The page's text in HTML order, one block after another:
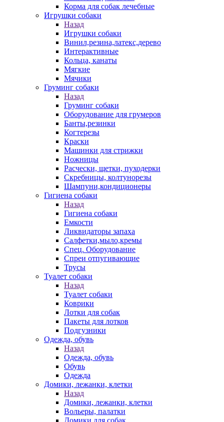
Корма для собак лечебные
Игрушки собаки
Назад
Игрушки собаки
Винил,резина,латекс,дерево
Интерактивные
Кольца, канаты
Мягкие
Мячики
Груминг собаки
Назад
Груминг собаки
Оборудование для грумеров
Банты,резинки
Когтерезы
Краски
Машинки для стрижки
Ножницы
Расчески, щетки, пуходерки
Скребницы, колтунорезы
Шампуни,кондиционеры
Гигиена собаки
Назад
Гигиена собаки
Емкости
Ликвидаторы запаха
Салфетки,мыло,кремы
Спец. Оборудование
Спреи отпугивающие
Трусы
Туалет собаки
Назад
Туалет собаки
Коврики
Лотки для собак
Пакеты для лотков
Подгузники
Одежда, обувь
Назад
Одежда, обувь
Обувь
Одежда
Домики, лежанки, клетки
Назад
Домики, лежанки, клетки
Вольеры, палатки
Домики для собак